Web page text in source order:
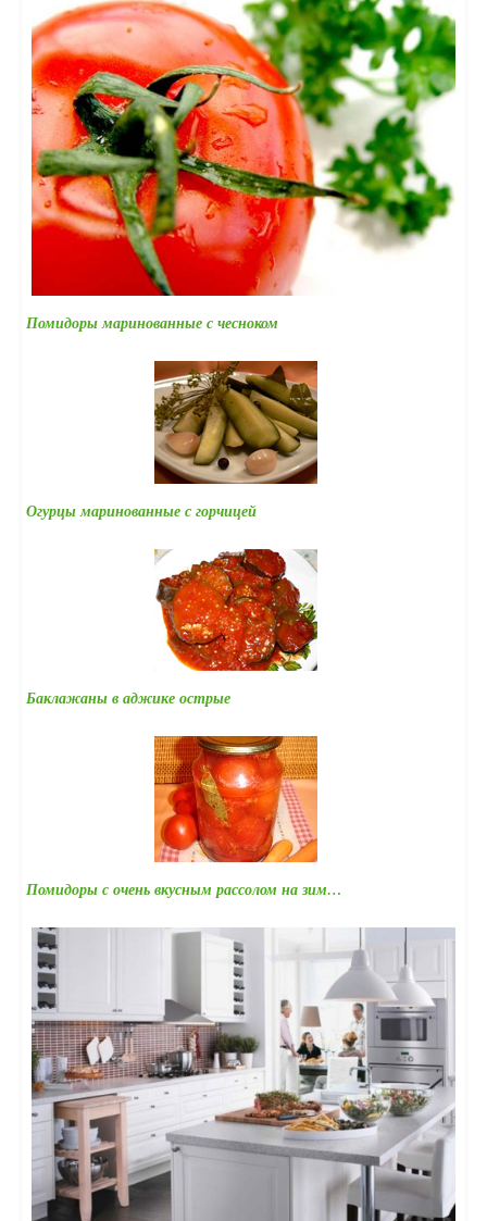
Помидоры маринованные с чесноком
Огурцы маринованные с горчицей
Баклажаны в аджике острые
Помидоры с очень вкусным рассолом на зим…